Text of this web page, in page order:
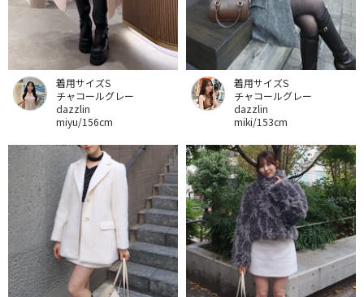
着用サイズS
チャコールグレー
dazzlin
miyu/156cm
着用サイズS
チャコールグレー
dazzlin
miki/153cm